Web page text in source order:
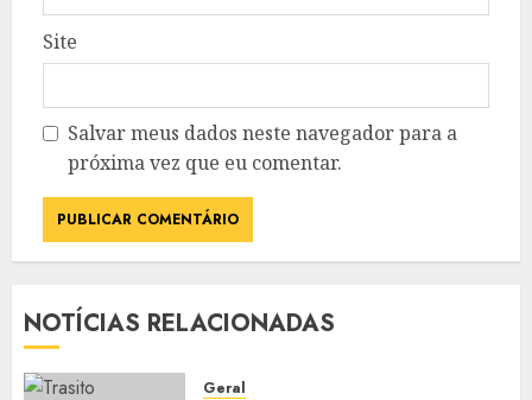
Site
Salvar meus dados neste navegador para a
próxima vez que eu comentar.
NOTÍCIAS RELACIONADAS
Geral